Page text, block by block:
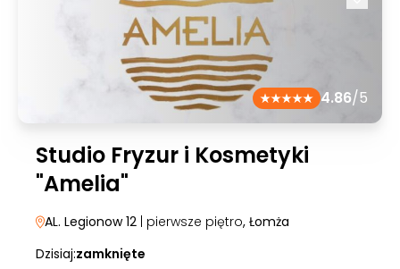
4.86/5
Studio Fryzur i Kosmetyki
"Amelia"
AL. Legionow 12 | pierwsze piętro, Łomża
Dzisiaj:zamknięte